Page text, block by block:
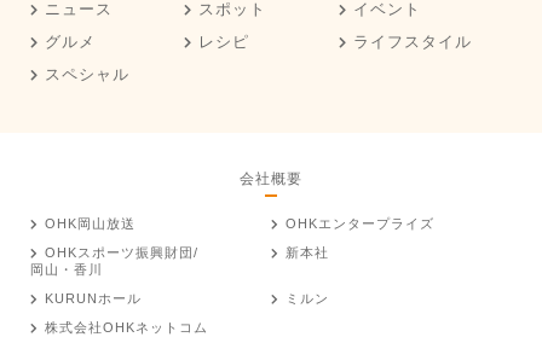
ニュース スポット
イベント
グルメ
レシピ
ライフスタイル
スペシャル
会社概要
OHK岡山放送
OHKエンタープライズ
OHKスポーツ振興財団/
岡山・香川
新本社
KURUNホール
ミルン
株式会社OHKネットコム